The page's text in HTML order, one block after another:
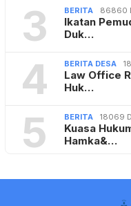
3 BERITA 86860
Ikatan
Duk…
4 BERITA DESA
Law Office
Huk…
5 BERITA 18069
Kuasa
Hamka&…